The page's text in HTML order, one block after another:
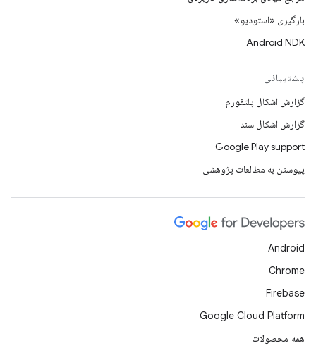
بارگیری «استودیو»
Android NDK
پشتیبانی
گزارش اشکال پلتفورم
گزارش اشکال سند
Google Play support
پیوستن به مطالعات پژوهشی
Android
Chrome
Firebase
Google Cloud Platform
همه محصولات